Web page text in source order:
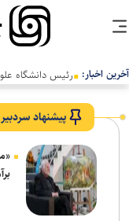
آخرین اخبار: رئیس دانشگاه
پیشنهاد سردبیر